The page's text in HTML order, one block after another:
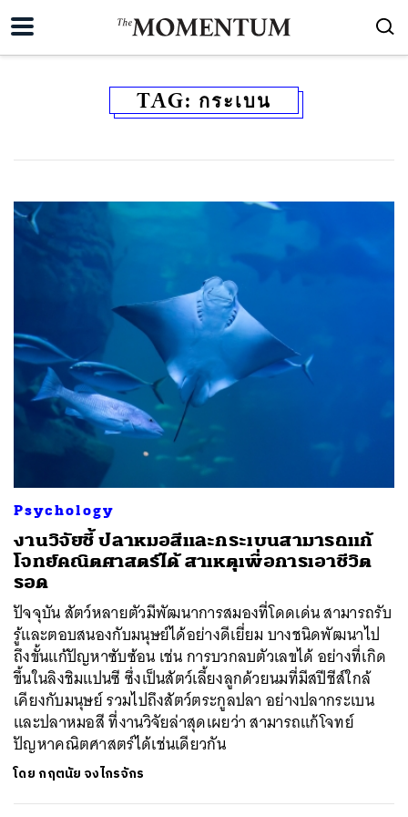
TAG: กระเบน
Psychology
งานวิจัยชี้ ปลาหมอสีและกระเบนสามารถแก้
โจทย์คณิตศาสตร์ได้ สาเหตุเพื่อการเอาชีวิต
รอด
ปัจจุบัน สัตว์หลายตัวมีพัฒนาการสมองที่โดดเด่น สามารถรับ
รู้และตอบสนองกับมนุษย์ได้อย่างดีเยี่ยม บางชนิดพัฒนาไป
ถึงขั้นแก้ปัญหาซับซ้อน เช่น การบวกลบตัวเลขได้ อย่างที่เกิด
ขึ้นในลิงชิมแปนซี ซึ่งเป็นสัตว์เลี้ยงลูกด้วยนมที่มีสปีชีส์ใกล้
เคียงกับมนุษย์ รวมไปถึงสัตว์ตระกูลปลา อย่างปลากระเบน
และปลาหมอสี ที่งานวิจัยล่าสุดเผยว่า สามารถแก้โจทย์
ปัญหาคณิตศาสตร์ได้เช่นเดียวกัน
โดย กฤตนัย จงไกรจักร
ค้นหา
SHARE